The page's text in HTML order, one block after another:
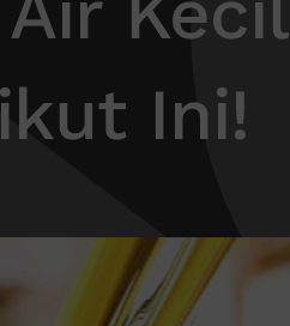
Ini!